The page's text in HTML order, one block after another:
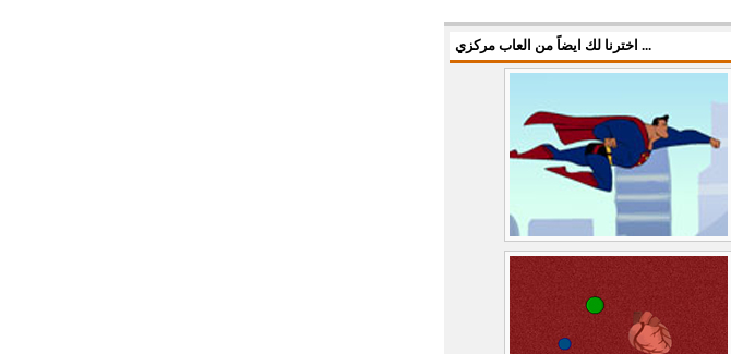
اخترنا لك ايضاً من العاب مركزي ...